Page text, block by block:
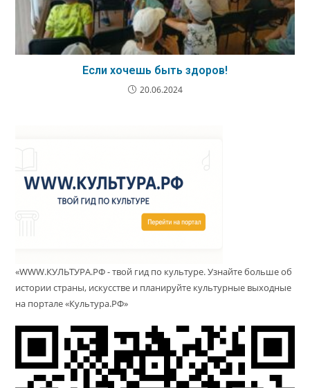
Если хочешь быть здоров!
20.06.2024
«WWW.КУЛЬТУРА.РФ - твой гид по культуре. Узнайте больше об
истории страны, искусстве и планируйте культурные выходные
на портале «Культура.РФ»